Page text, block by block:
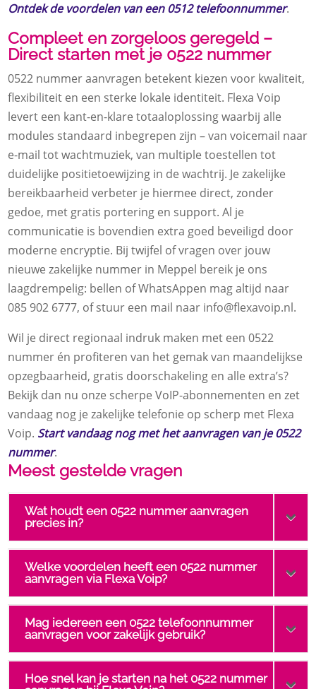
Ontdek de voordelen van een 0512 telefoonnummer.
Compleet en zorgeloos geregeld –
Direct starten met je 0522 nummer
0522 nummer aanvragen betekent kiezen voor kwaliteit,
flexibiliteit en een sterke lokale identiteit. Flexa Voip
levert een kant-en-klare totaaloplossing waarbij alle
modules standaard inbegrepen zijn – van voicemail naar
e-mail tot wachtmuziek, van multiple toestellen tot
duidelijke positietoewijzing in de wachtrij. Je zakelijke
bereikbaarheid verbeter je hiermee direct, zonder
gedoe, met gratis portering en support. Al je
communicatie is bovendien extra goed beveiligd door
moderne encryptie. Bij twijfel of vragen over jouw
nieuwe zakelijke nummer in Meppel bereik je ons
laagdrempelig: bellen of WhatsAppen mag altijd naar
085 902 6777, of stuur een mail naar info@flexavoip.nl.
Wil je direct regionaal indruk maken met een 0522
nummer én profiteren van het gemak van maandelijkse
opzegbaarheid, gratis doorschakeling en alle extra’s?
Bekijk dan nu onze scherpe VoIP-abonnementen en zet
vandaag nog je zakelijke telefonie op scherp met Flexa
Voip. Start vandaag nog met het aanvragen van je 0522
nummer.
Meest gestelde vragen
Wat houdt een 0522 nummer aanvragen
precies in?
Welke voordelen heeft een 0522 nummer
aanvragen via Flexa Voip?
Mag iedereen een 0522 telefoonnummer
aanvragen voor zakelijk gebruik?
Hoe snel kan je starten na het 0522 nummer